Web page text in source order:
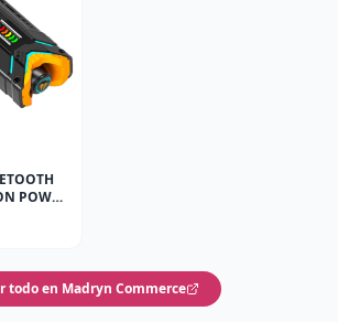
POWER
DE
todo en Madryn Commerce